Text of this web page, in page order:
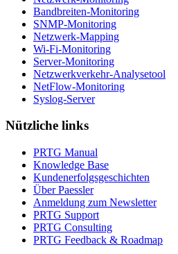
Bandbreiten-Monitoring
SNMP-Monitoring
Netzwerk-Mapping
Wi-Fi-Monitoring
Server-Monitoring
Netzwerkverkehr-Analysetool
NetFlow-Monitoring
Syslog-Server
Nützliche links
PRTG Manual
Knowledge Base
Kundenerfolgsgeschichten
Über Paessler
Anmeldung zum Newsletter
PRTG Support
PRTG Consulting
PRTG Feedback & Roadmap